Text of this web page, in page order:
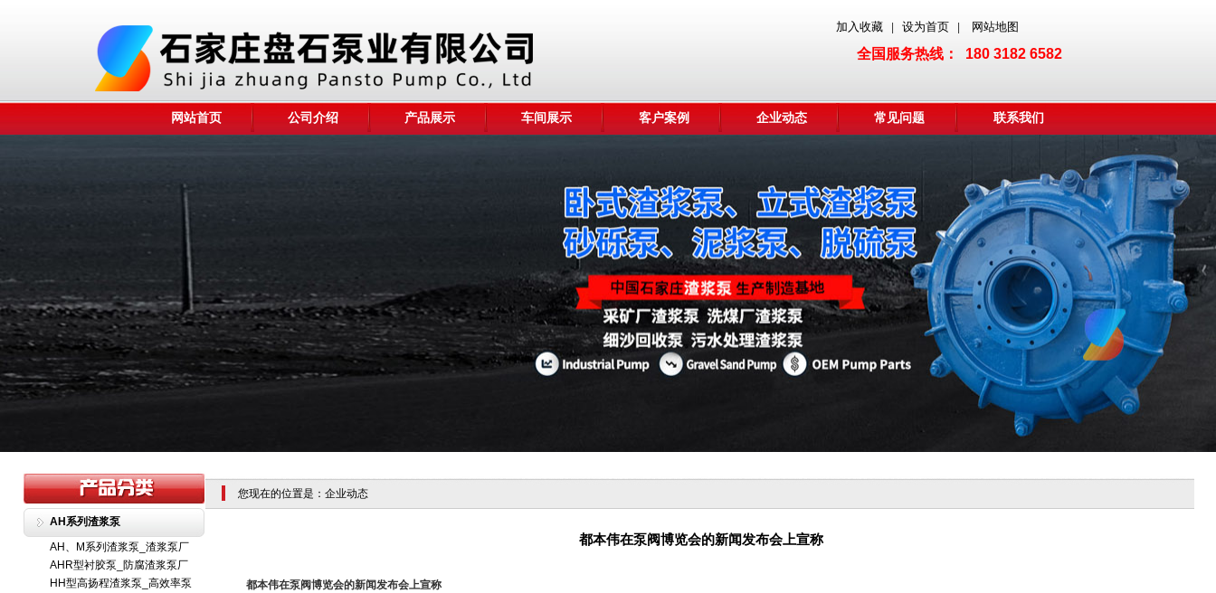
加入收藏 设为首页 网站地图
全国服务热线： 180 3182 6582
网站首页 公司介绍 产品展示 车间展示 客户案例 企业动态 常见问题 联系我们
AH系列渣浆泵
AH、M系列渣浆泵_渣浆泵厂
AHR型衬胶泵_防腐渣浆泵厂
HH型高扬程渣浆泵_高效率泵
您现在的位置是：企业动态
都本伟在泵阀博览会的新闻发布会上宣称
都本伟在泵阀博览会的新闻发布会上宣称